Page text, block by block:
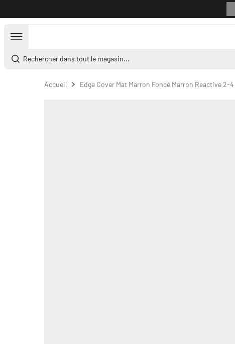
Rechercher dans tout le magasin...
Accueil Edge Cover Mat Marron Foncé Marron Reactive 2-4